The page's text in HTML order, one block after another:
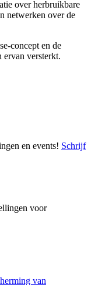
over herbruikbare
netwerken over de
concept en de
ervan versterkt.
en events! Schrijf
voor
van